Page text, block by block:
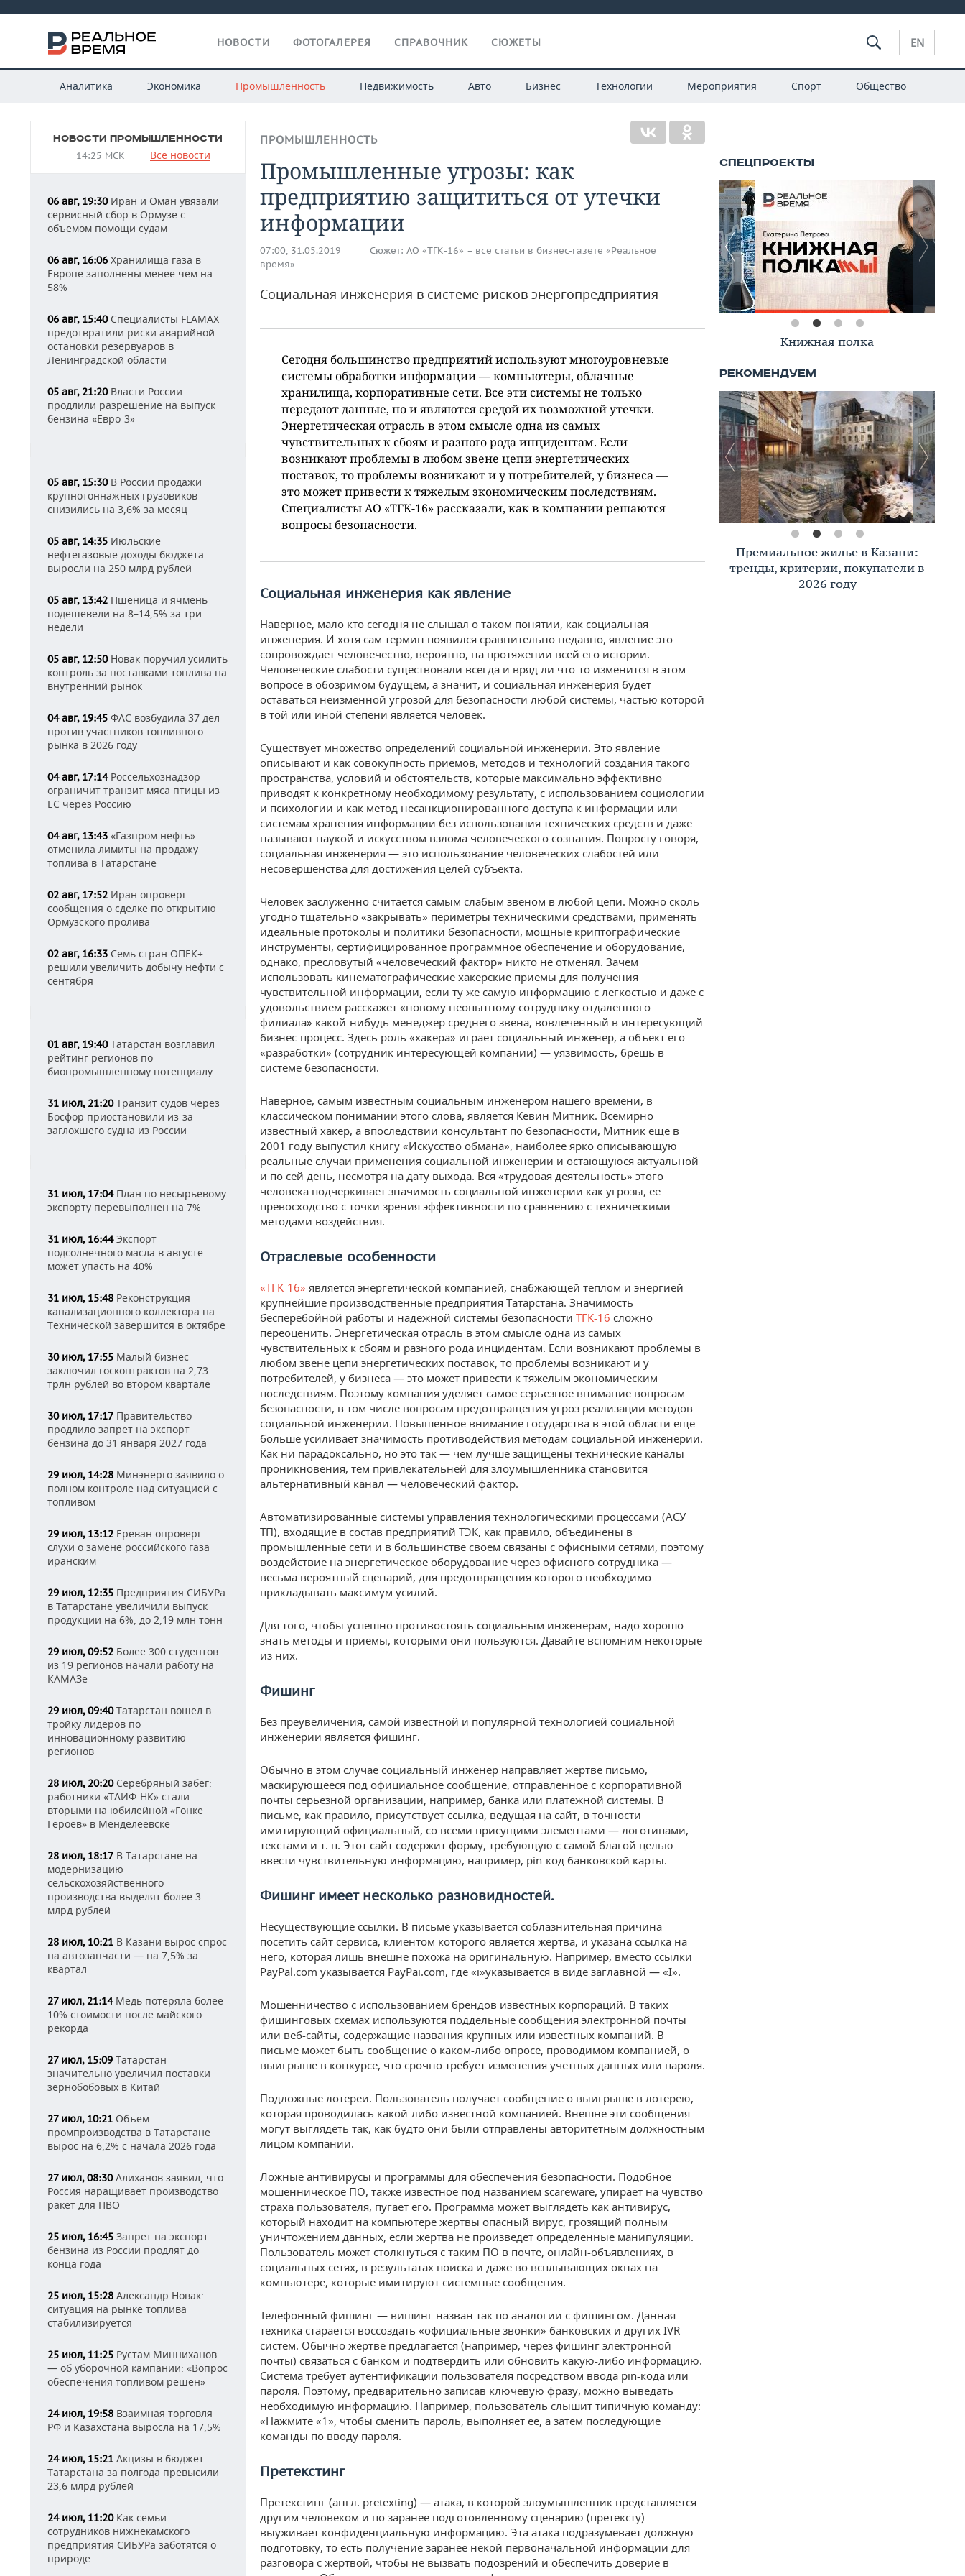
НОВОСТИ ФОТОГАЛЕРЕЯ СПРАВОЧНИК СЮЖЕТЫ EN
Аналитика Экономика Промышленность Недвижимость Авто Бизнес Технологии Мероприятия Спорт Общество
НОВОСТИ ПРОМЫШЛЕННОСТИ
14:25 МСК Все новости
06 авг, 19:30Иран и Оман увязали
сервисный сбор в Ормузе с
объемом помощи судам
06 авг, 16:06 Хранилища газа в
Европе заполнены менее чем на
58%
06 авг, 15:40Специалисты FLAMAX
предотвратили риски аварийной
остановки резервуаров в
Ленинградской области
05 авг, 21:20Власти России
продлили разрешение на выпуск
бензина «Евро-3»
05 авг, 15:30В России продажи
крупнотоннажных грузовиков
снизились на 3,6% за месяц
05 авг, 14:35 Июльские
нефтегазовые доходы бюджета
выросли на 250 млрд рублей
05 авг, 13:42 Пшеница и ячмень
подешевели на 8–14,5% за три
недели
05 авг, 12:50Новак поручил усилить
контроль за поставками топлива на
внутренний рынок
04 авг, 19:45 ФАС возбудила 37 дел
против участников топливного
рынка в 2026 году
04 авг, 17:14Россельхознадзор
ограничит транзит мяса птицы из
ЕС через Россию
04 авг, 13:43 «Газпром нефть»
отменила лимиты на продажу
топлива в Татарстане
02 авг, 17:52 Иран опроверг
сообщения о сделке по открытию
Ормузского пролива
02 авг, 16:33 Семь стран ОПЕК+
решили увеличить добычу нефти с
сентября
01 авг, 19:40Татарстан возглавил
рейтинг регионов по
биопромышленному потенциалу
31 июл, 21:20Транзит судов через
Босфор приостановили из-за
заглохшего судна из России
31 июл, 17:04План по несырьевому
экспорту перевыполнен на 7%
31 июл, 16:44Экспорт
подсолнечного масла в августе
может упасть на 40%
31 июл, 15:48 Реконструкция
канализационного коллектора на
Технической завершится в октябре
30 июл, 17:55 Малый бизнес
заключил госконтрактов на 2,73
трлн рублей во втором квартале
30 июл, 17:17 Правительство
продлило запрет на экспорт
бензина до 31 января 2027 года
29 июл, 14:28 Минэнерго заявило о
полном контроле над ситуацией с
топливом
29 июл, 13:12 Ереван опроверг
слухи о замене российского газа
иранским
29 июл, 12:35 Предприятия СИБУРа
в Татарстане увеличили выпуск
продукции на 6%, до 2,19 млн тонн
29 июл, 09:52 Более 300 студентов
из 19 регионов начали работу на
КАМАЗе
29 июл, 09:40Татарстан вошел в
тройку лидеров по
инновационному развитию
регионов
28 июл, 20:20Серебряный забег:
работники «ТАИФ-НК» стали
вторыми на юбилейной «Гонке
Героев» в Менделеевске
28 июл, 18:17 В Татарстане на
модернизацию
сельскохозяйственного
производства выделят более 3
млрд рублей
28 июл, 10:21 В Казани вырос спрос
на автозапчасти — на 7,5% за
квартал
27 июл, 21:14Медь потеряла более
10% стоимости после майского
рекорда
27 июл, 15:09 Татарстан
значительно увеличил поставки
зернобобовых в Китай
27 июл, 10:21 Объем
промпроизводства в Татарстане
вырос на 6,2% с начала 2026 года
27 июл, 08:30Алиханов заявил, что
Россия наращивает производство
ракет для ПВО
25 июл, 16:45 Запрет на экспорт
бензина из России продлят до
конца года
25 июл, 15:28 Александр Новак:
ситуация на рынке топлива
стабилизируется
25 июл, 11:25 Рустам Минниханов
— об уборочной кампании: «Вопрос
обеспечения топливом решен»
24 июл, 19:58 Взаимная торговля
РФ и Казахстана выросла на 17,5%
24 июл, 15:21 Акцизы в бюджет
Татарстана за полгода превысили
23,6 млрд рублей
24 июл, 11:20Как семьи
сотрудников нижнекамского
предприятия СИБУРа заботятся о
природе
ПРОМЫШЛЕННОСТЬ
Промышленные угрозы: как
предприятию защититься от утечки
информации
07:00, 31.05.2019 Сюжет: АО «ТГК-16» – все статьи в бизнес-газете «Реальное
время»
Социальная инженерия в системе рисков энергопредприятия
Сегодня большинство предприятий используют многоуровневые
системы обработки информации — компьютеры, облачные
хранилища, корпоративные сети. Все эти системы не только
передают данные, но и являются средой их возможной утечки.
Энергетическая отрасль в этом смысле одна из самых
чувствительных к сбоям и разного рода инцидентам. Если
возникают проблемы в любом звене цепи энергетических
поставок, то проблемы возникают и у потребителей, у бизнеса —
это может привести к тяжелым экономическим последствиям.
Специалисты АО «ТГК-16» рассказали, как в компании решаются
вопросы безопасности.
Социальная инженерия как явление
Наверное, мало кто сегодня не слышал о таком понятии, как социальная
инженерия. И хотя сам термин появился сравнительно недавно, явление это
сопровождает человечество, вероятно, на протяжении всей его истории.
Человеческие слабости существовали всегда и вряд ли что-то изменится в этом
вопросе в обозримом будущем, а значит, и социальная инженерия будет
оставаться неизменной угрозой для безопасности любой системы, частью которой
в той или иной степени является человек.
Существует множество определений социальной инженерии. Это явление
описывают и как совокупность приемов, методов и технологий создания такого
пространства, условий и обстоятельств, которые максимально эффективно
приводят к конкретному необходимому результату, с использованием социологии
и психологии и как метод несанкционированного доступа к информации или
системам хранения информации без использования технических средств и даже
называют наукой и искусством взлома человеческого сознания. Попросту говоря,
социальная инженерия — это использование человеческих слабостей или
несовершенства для достижения целей субъекта.
Человек заслуженно считается самым слабым звеном в любой цепи. Можно сколь
угодно тщательно «закрывать» периметры техническими средствами, применять
идеальные протоколы и политики безопасности, мощные криптографические
инструменты, сертифицированное программное обеспечение и оборудование,
однако, пресловутый «человеческий фактор» никто не отменял. Зачем
использовать кинематографические хакерские приемы для получения
чувствительной информации, если ту же самую информацию с легкостью и даже с
удовольствием расскажет «новому неопытному сотруднику отдаленного
филиала» какой-нибудь менеджер среднего звена, вовлеченный в интересующий
бизнес-процесс. Здесь роль «хакера» играет социальный инженер, а объект его
«разработки» (сотрудник интересующей компании) — уязвимость, брешь в
системе безопасности.
Наверное, самым известным социальным инженером нашего времени, в
классическом понимании этого слова, является Кевин Митник. Всемирно
известный хакер, а впоследствии консультант по безопасности, Митник еще в
2001 году выпустил книгу «Искусство обмана», наиболее ярко описывающую
реальные случаи применения социальной инженерии и остающуюся актуальной
и по сей день, несмотря на дату выхода. Вся «трудовая деятельность» этого
человека подчеркивает значимость социальной инженерии как угрозы, ее
превосходство с точки зрения эффективности по сравнению с техническими
методами воздействия.
Отраслевые особенности
«ТГК-16» является энергетической компанией, снабжающей теплом и энергией
крупнейшие производственные предприятия Татарстана. Значимость
бесперебойной работы и надежной системы безопасности ТГК-16 сложно
переоценить. Энергетическая отрасль в этом смысле одна из самых
чувствительных к сбоям и разного рода инцидентам. Если возникают проблемы в
любом звене цепи энергетических поставок, то проблемы возникают и у
потребителей, у бизнеса — это может привести к тяжелым экономическим
последствиям. Поэтому компания уделяет самое серьезное внимание вопросам
безопасности, в том числе вопросам предотвращения угроз реализации методов
социальной инженерии. Повышенное внимание государства в этой области еще
больше усиливает значимость противодействия методам социальной инженерии.
Как ни парадоксально, но это так — чем лучше защищены технические каналы
проникновения, тем привлекательней для злоумышленника становится
альтернативный канал — человеческий фактор.
Автоматизированные системы управления технологическими процессами (АСУ
ТП), входящие в состав предприятий ТЭК, как правило, объединены в
промышленные сети и в большинстве своем связаны с офисными сетями, поэтому
воздействие на энергетическое оборудование через офисного сотрудника —
весьма вероятный сценарий, для предотвращения которого необходимо
прикладывать максимум усилий.
Для того, чтобы успешно противостоять социальным инженерам, надо хорошо
знать методы и приемы, которыми они пользуются. Давайте вспомним некоторые
из них.
Фишинг
Без преувеличения, самой известной и популярной технологией социальной
инженерии является фишинг.
Обычно в этом случае социальный инженер направляет жертве письмо,
маскирующееся под официальное сообщение, отправленное с корпоративной
почты серьезной организации, например, банка или платежной системы. В
письме, как правило, присутствует ссылка, ведущая на сайт, в точности
имитирующий официальный, со всеми присущими элементами — логотипами,
текстами и т. п. Этот сайт содержит форму, требующую с самой благой целью
ввести чувствительную информацию, например, pin-код банковской карты.
Фишинг имеет несколько разновидностей.
Несуществующие ссылки. В письме указывается соблазнительная причина
посетить сайт сервиса, клиентом которого является жертва, и указана ссылка на
него, которая лишь внешне похожа на оригинальную. Например, вместо ссылки
PayPal.com указывается PayPai.com, где «i»указывается в виде заглавной — «I».
Мошенничество с использованием брендов известных корпораций. В таких
фишинговых схемах используются поддельные сообщения электронной почты
или веб-сайты, содержащие названия крупных или известных компаний. В
письме может быть сообщение о каком-либо опросе, проводимом компанией, о
выигрыше в конкурсе, что срочно требует изменения учетных данных или пароля.
Подложные лотереи. Пользователь получает сообщение о выигрыше в лотерею,
которая проводилась какой-либо известной компанией. Внешне эти сообщения
могут выглядеть так, как будто они были отправлены авторитетным должностным
лицом компании.
Ложные антивирусы и программы для обеспечения безопасности. Подобное
мошенническое ПО, также известное под названием scareware, упирает на чувство
страха пользователя, пугает его. Программа может выглядеть как антивирус,
который находит на компьютере жертвы опасный вирус, грозящий полным
уничтожением данных, если жертва не произведет определенные манипуляции.
Пользователь может столкнуться с таким ПО в почте, онлайн-объявлениях, в
социальных сетях, в результатах поиска и даже во всплывающих окнах на
компьютере, которые имитируют системные сообщения.
Телефонный фишинг — вишинг назван так по аналогии с фишингом. Данная
техника старается воссоздать «официальные звонки» банковских и других IVR
систем. Обычно жертве предлагается (например, через фишинг электронной
почты) связаться с банком и подтвердить или обновить какую-либо информацию.
Система требует аутентификации пользователя посредством ввода pin-кода или
пароля. Поэтому, предварительно записав ключевую фразу, можно выведать
необходимую информацию. Например, пользователь слышит типичную команду:
«Нажмите «1», чтобы сменить пароль, выполняет ее, а затем последующие
команды по вводу пароля.
Претекстинг
Претекстинг (англ. pretexting) — атака, в которой злоумышленник представляется
другим человеком и по заранее подготовленному сценарию (претексту)
выуживает конфиденциальную информацию. Эта атака подразумевает должную
подготовку, то есть получение заранее некой первоначальной информации для
разговора с жертвой, чтобы не вызвать подозрений и обеспечить доверие в
Книжная полка
Премиальное жилье в Казани:
тренды, критерии, покупатели в
2026 году